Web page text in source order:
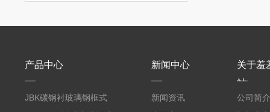
产品中心
JBK碳钢衬玻璃钢框式
新闻中心
新闻资讯
关于羞
站
公司简介